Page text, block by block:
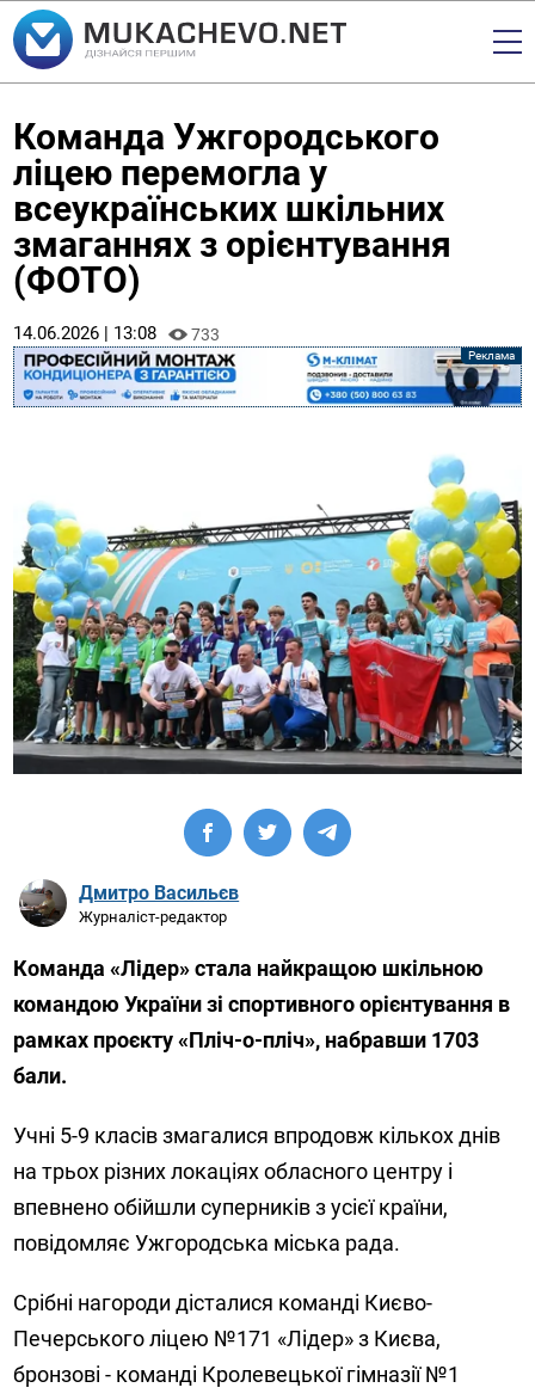
Команда Ужгородського
ліцею перемогла у
всеукраїнських шкільних
змаганнях з орієнтування
(ФОТО)
14.06.2026 | 13:08 733
Дмитро Васильєв
Журналіст-редактор
Команда «Лідер» стала найкращою шкільною
командою України зі спортивного орієнтування в
рамках проєкту «Пліч-о-пліч», набравши 1703
бали.
Учні 5-9 класів змагалися впродовж кількох днів
на трьох різних локаціях обласного центру і
впевнено обійшли суперників з усієї країни,
повідомляє Ужгородська міська рада.
Срібні нагороди дісталися команді Києво-
Печерського ліцею №171 «Лідер» з Києва,
бронзові - команді Кролевецької гімназії №1